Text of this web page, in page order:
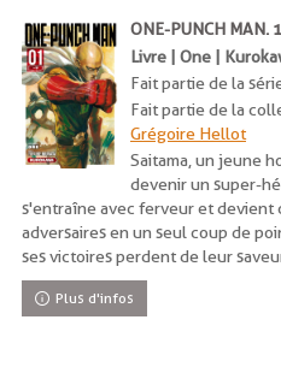
ONE-PUNCH MAN.
Livre | One |
Fait partie de la
Fait partie de la
Grégoire Hellot
Saitama, un jeune
devenir un super-
s'entraîne avec ferveur et devient
adversaires en un seul coup de
ses victoires perdent de leur
Plus d'infos